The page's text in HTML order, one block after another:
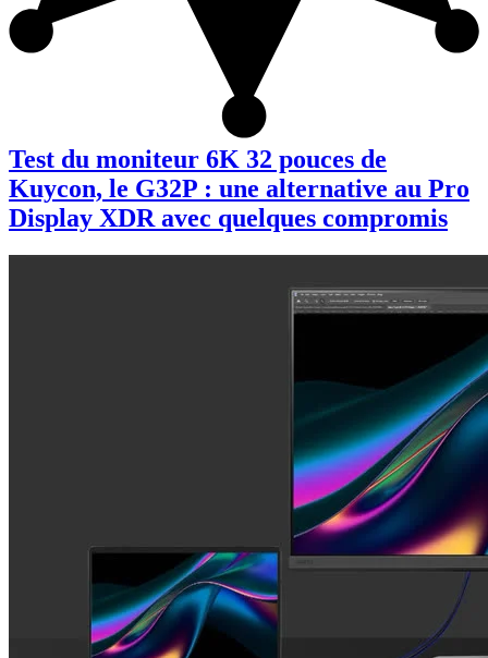
Test du moniteur 6K 32 pouces de
Kuycon, le G32P : une alternative au Pro
Display XDR avec quelques compromis